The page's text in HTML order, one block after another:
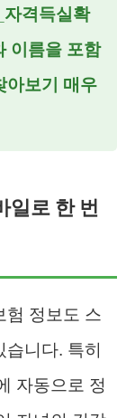
자격득실확
이름을 포함
아보기 매우
일로 한 번
험 정보도 스
습니다. 특히
자동으로 정